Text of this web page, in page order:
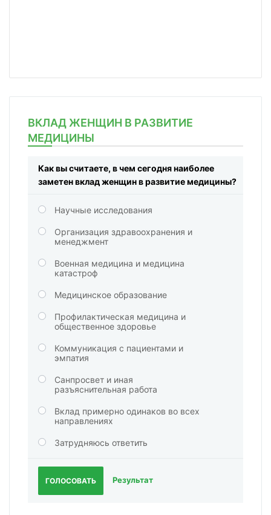
ВКЛАД ЖЕНЩИН В РАЗВИТИЕ
МЕДИЦИНЫ
Как вы считаете, в чем сегодня наиболее
заметен вклад женщин в развитие медицины?
Научные исследования
Организация здравоохранения и
менеджмент
Военная медицина и медицина
катастроф
Медицинское образование
Профилактическая медицина и
общественное здоровье
Коммуникация с пациентами и
эмпатия
Санпросвет и иная
разъяснительная работа
Вклад примерно одинаков во всех
направлениях
Затрудняюсь ответить
ГОЛОСОВАТЬ Результат